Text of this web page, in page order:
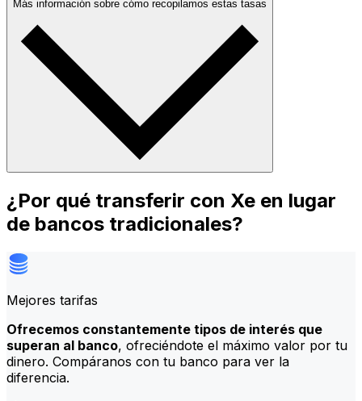
Más información sobre cómo recopilamos estas tasas
¿Por qué transferir con Xe en lugar
de bancos tradicionales?
Mejores tarifas
Ofrecemos constantemente tipos de interés que
superan al banco, ofreciéndote el máximo valor por tu
dinero. Compáranos con tu banco para ver la
diferencia.